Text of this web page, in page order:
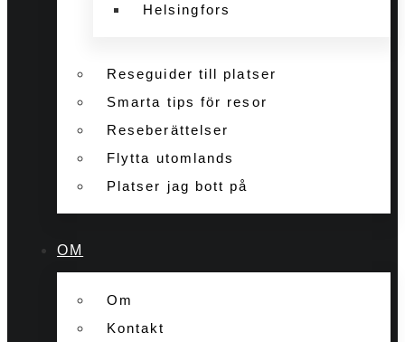
Helsingfors
Reseguider till platser
Smarta tips för resor
Reseberättelser
Flytta utomlands
Platser jag bott på
OM
Om
Kontakt